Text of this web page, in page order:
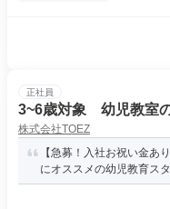
正社員
3~6歳対象 幼児教室
株式会社TOEZ
【急募！入社お祝い金あ
にオススメの幼児教育スタ